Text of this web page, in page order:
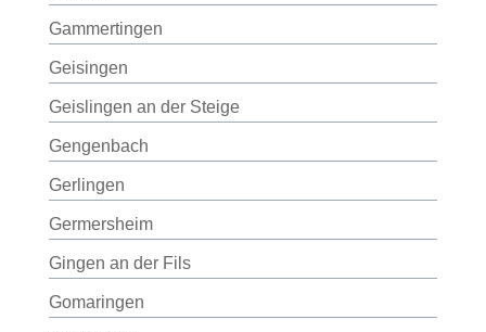
Gammertingen
Geisingen
Geislingen an der Steige
Gengenbach
Gerlingen
Germersheim
Gingen an der Fils
Gomaringen